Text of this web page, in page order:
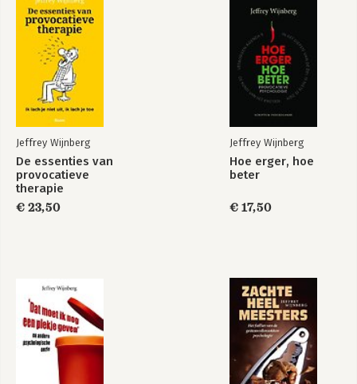
verschijnt op maandag een prikkelende
De essenties van
provocatieve
hulpverleners
Bekijk alle boeken
Jeffrey Wijnberg
De essenties van
provocatieve
therapie
€ 23,50
Jeffrey Wijnberg
Hoe erger, hoe
beter
€ 17,50